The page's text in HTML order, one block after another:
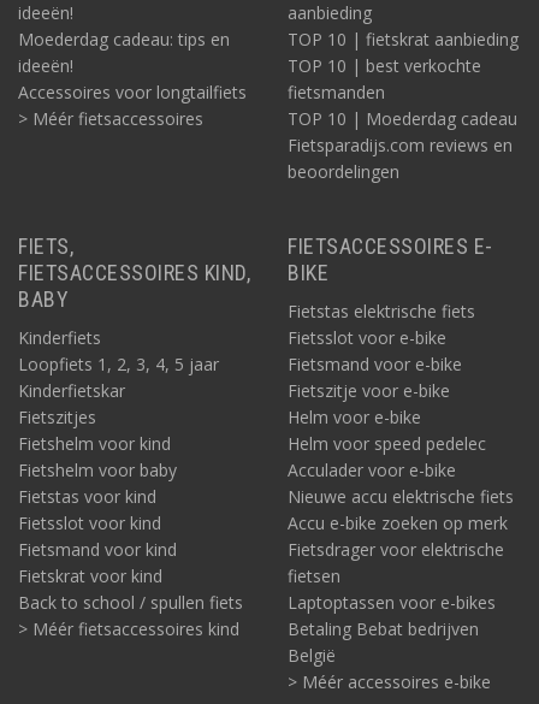
ideeën!
Moederdag cadeau: tips en
ideeën!
Accessoires voor longtailfiets
> Méér fietsaccessoires
aanbieding
TOP 10 | fietskrat aanbieding
TOP 10 | best verkochte
fietsmanden
TOP 10 | Moederdag cadeau
Fietsparadijs.com reviews en
beoordelingen
FIETS,
FIETSACCESSOIRES KIND,
BABY
Kinderfiets
Loopfiets 1, 2, 3, 4, 5 jaar
Kinderfietskar
Fietszitjes
Fietshelm voor kind
Fietshelm voor baby
Fietstas voor kind
Fietsslot voor kind
Fietsmand voor kind
Fietskrat voor kind
Back to school / spullen fiets
> Méér fietsaccessoires kind
FIETSACCESSOIRES E-
BIKE
Fietstas elektrische fiets
Fietsslot voor e-bike
Fietsmand voor e-bike
Fietszitje voor e-bike
Helm voor e-bike
Helm voor speed pedelec
Acculader voor e-bike
Nieuwe accu elektrische fiets
Accu e-bike zoeken op merk
Fietsdrager voor elektrische
fietsen
Laptoptassen voor e-bikes
Betaling Bebat bedrijven
België
> Méér accessoires e-bike